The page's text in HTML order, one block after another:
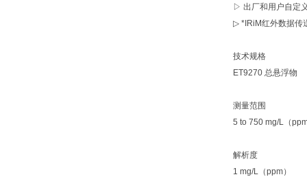
▷ 出厂和用户自定
▷ *IRiM红外数据传
技术规格
ET9270 总悬浮物
测量范围
5 to 750 mg/L（
解析度
1 mg/L（ppm）